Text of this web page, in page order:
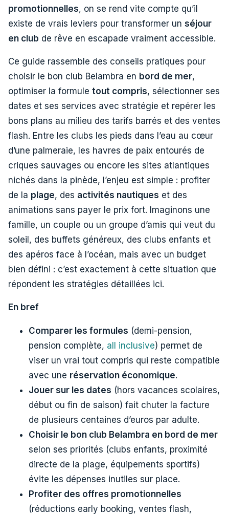
promotionnelles, on se rend vite compte qu’il
existe de vrais leviers pour transformer un séjour
en club de rêve en escapade vraiment accessible.
Ce guide rassemble des conseils pratiques pour
choisir le bon club Belambra en bord de mer,
optimiser la formule tout compris, sélectionner ses
dates et ses services avec stratégie et repérer les
bons plans au milieu des tarifs barrés et des ventes
flash. Entre les clubs les pieds dans l’eau au cœur
d’une palmeraie, les havres de paix entourés de
criques sauvages ou encore les sites atlantiques
nichés dans la pinède, l’enjeu est simple : profiter
de la plage, des activités nautiques et des
animations sans payer le prix fort. Imaginons une
famille, un couple ou un groupe d’amis qui veut du
soleil, des buffets généreux, des clubs enfants et
des apéros face à l’océan, mais avec un budget
bien défini : c’est exactement à cette situation que
répondent les stratégies détaillées ici.
En bref
Comparer les formules (demi-pension,
pension complète, all inclusive) permet de
viser un vrai tout compris qui reste compatible
avec une réservation économique.
Jouer sur les dates (hors vacances scolaires,
début ou fin de saison) fait chuter la facture
de plusieurs centaines d’euros par adulte.
Choisir le bon club Belambra en bord de mer
selon ses priorités (clubs enfants, proximité
directe de la plage, équipements sportifs)
évite les dépenses inutiles sur place.
Profiter des offres promotionnelles
(réductions early booking, ventes flash,